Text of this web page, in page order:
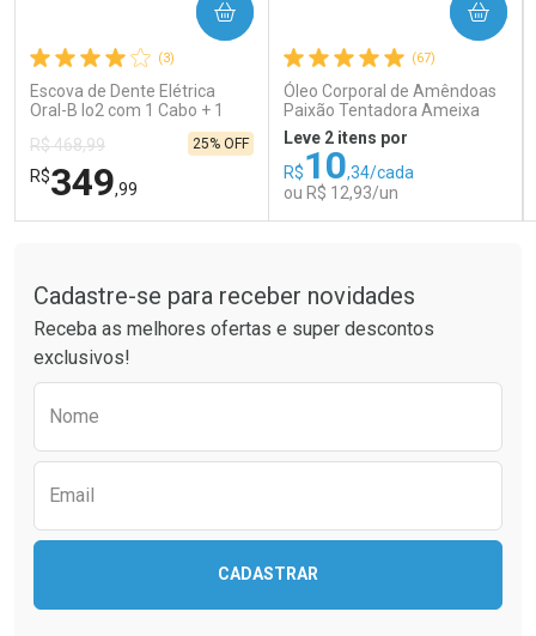
Comprar sem Desconto
Por R$ 26,99/cada
Comprar sem Desconto
Por R$ 26,99/cada
Comprar sem Desconto
Por R$ 66,43/cada
Comprar sem Desconto
Por R$ 66,43/cada
(3)
Escova de Dente Elétrica
Oral-B Io2 com 1 Cabo + 1
R$ 468,99
R$349,99
25% OFF
COMPRAR
Laboratório
Comprar sem Desconto
Por Menos
Comprar sem Desconto
(67)
Óleo Corporal de Amêndoas
Paixão Tentadora Ameixa
Rubi 100ml
Leve 2 itens por
R$10,34/cada
ou R$ 12,93/un
COMPRAR
Laboratório
Comprar sem Desconto
Por Menos
Comprar sem Desconto
Cadastre-se para receber novidades
Receba as melhores ofertas e super descontos
exclusivos!
Nome
Email
CADASTRAR